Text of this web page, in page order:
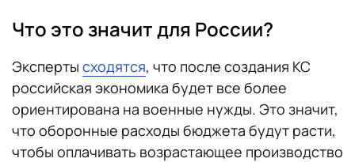
Что это значит для России?
Эксперты сходятся, что после создания КС
российская экономика будет все более
ориентирована на военные нужды. Это значит,
что оборонные расходы бюджета будут расти,
чтобы оплачивать возрастающее производство